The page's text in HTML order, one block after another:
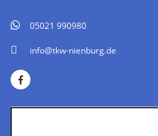
05021 990980
info@tkw-nienburg.de